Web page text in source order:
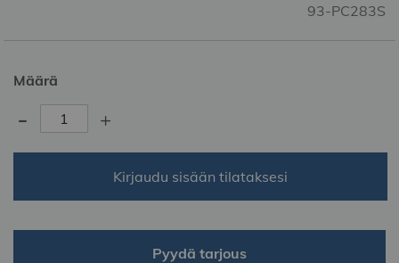
93-PC283S
Määrä
- +
Kirjaudu sisään tilataksesi
Pyydä tarjous